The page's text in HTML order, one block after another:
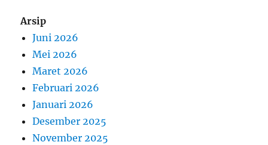
Arsip
Juni 2026
Mei 2026
Maret 2026
Februari 2026
Januari 2026
Desember 2025
November 2025